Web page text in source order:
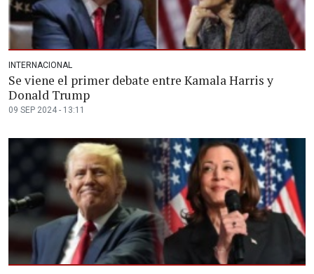
INTERNACIONAL
Se viene el primer debate entre Kamala Harris y
Donald Trump
09 SEP 2024 - 13:11